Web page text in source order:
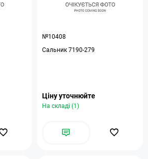
№10408
Сальник 7190-279
Ціну уточнюйте
На складі (1)